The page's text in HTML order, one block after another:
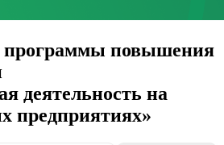
повышения
деятельность на
предприятиях»